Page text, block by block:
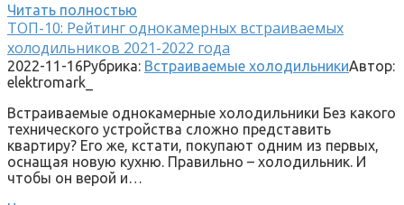
Читать полностью
ТОП-10: Рейтинг однокамерных встраиваемых
холодильников 2021-2022 года
2022-11-16Рубрика: Встраиваемые холодильникиАвтор:
elektromark_
Встраиваемые однокамерные холодильники Без какого
технического устройства сложно представить
квартиру? Его же, кстати, покупают одним из первых,
оснащая новую кухню. Правильно – холодильник. И
чтобы он верой и…